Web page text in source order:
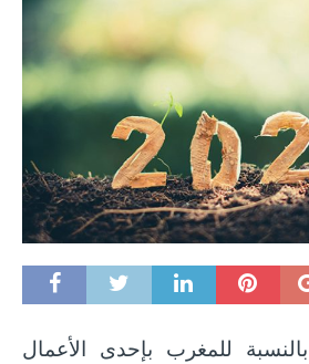
بدأت سنة 2020 بالنسبة للمغرب بإحدى الأعمال